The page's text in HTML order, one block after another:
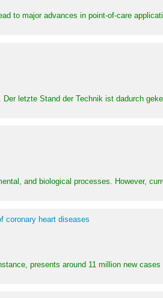
to major advances in point-of-care
letzte Stand der Technik ist dadurch
and biological processes. However,
coronary heart diseases
presents around 11 million new